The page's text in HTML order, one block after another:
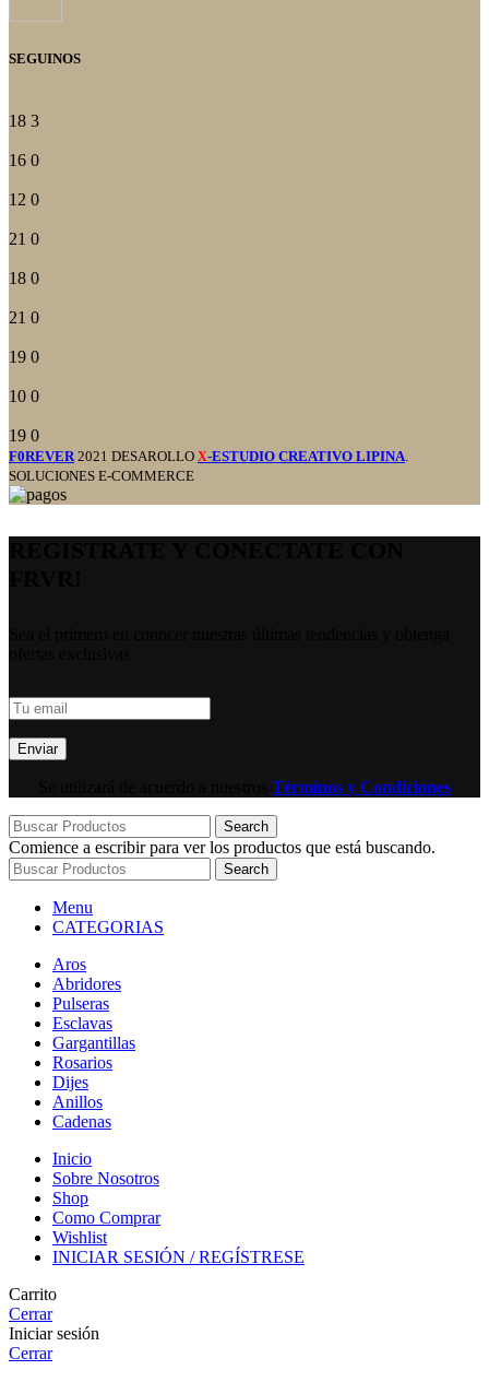
SEGUINOS
18 3
16 0
12 0
21 0
18 0
21 0
19 0
10 0
19 0
F0REVER 2021 DESAROLLO X-ESTUDIO CREATIVO LIPINA
SOLUCIONES E-COMMERCE
Términos y Condiciones
Search
Comience a escribir para ver los productos que está buscando.
Search
Menu
CATEGORIAS
Aros
Abridores
Pulseras
Esclavas
Gargantillas
Rosarios
Dijes
Anillos
Cadenas
Inicio
Sobre Nosotros
Shop
Como Comprar
Wishlist
INICIAR SESIÓN / REGÍSTRESE
Carrito
Cerrar
Iniciar sesión
Cerrar